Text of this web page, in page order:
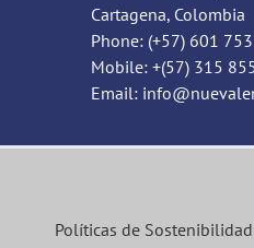
Cartagena, Colombia
Phone: (+57) 601
Mobile: +(57) 315
Email:
Políticas de Sostenibilidad